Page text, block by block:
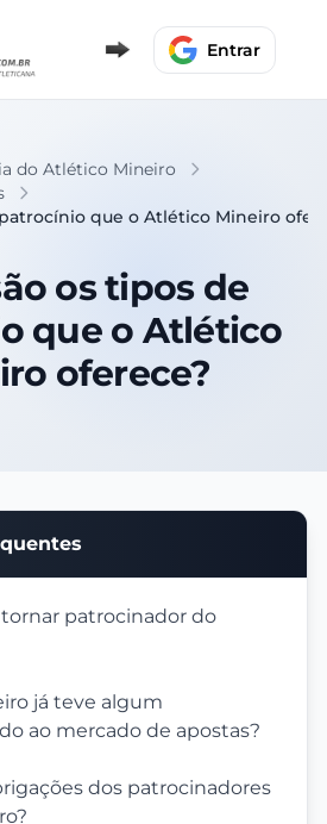
Entrar
do Atlético Mineiro
que o Atlético Mineiro
os tipos de
que o Atlético
oferece?
patrocinador do
já teve algum
ao mercado de apostas?
dos patrocinadores